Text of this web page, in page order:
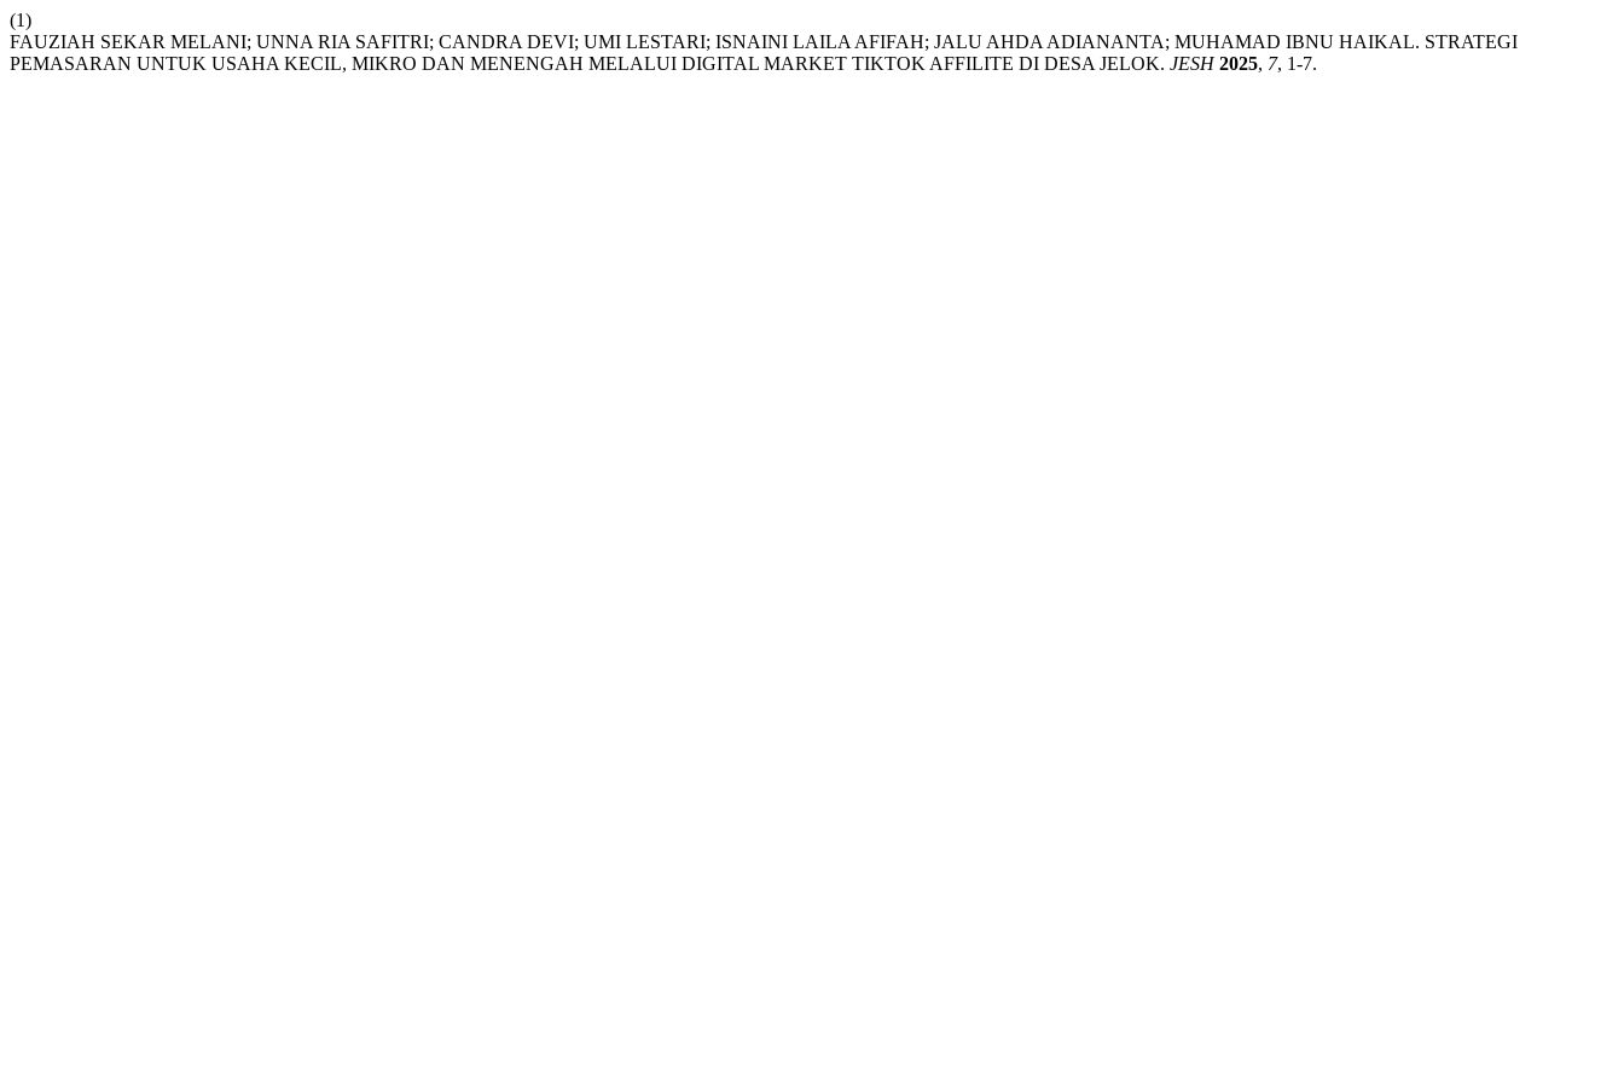
(1)
FAUZIAH SEKAR MELANI; UNNA RIA SAFITRI; CANDRA DEVI; UMI LESTARI; ISNAINI LAILA AFIFAH; JALU AHDA ADIANANTA; MUHAMAD IBNU HAIKAL. STRATEGI
PEMASARAN UNTUK USAHA KECIL, MIKRO DAN MENENGAH MELALUI DIGITAL MARKET TIKTOK AFFILITE DI DESA JELOK. JESH 2025, 7, 1-7.